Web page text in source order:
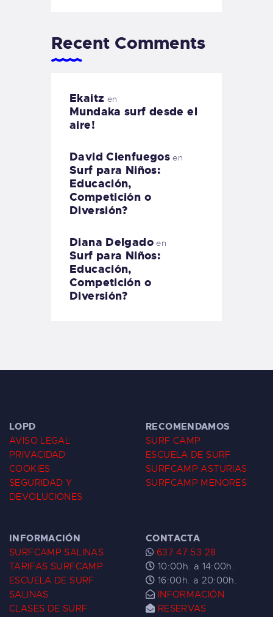
Recent Comments
Ekaitz en
Mundaka surf desde el
aire!
David Cienfuegos en
Surf para Niños:
Educación,
Competición o
Diversión?
Diana Delgadoen
Surf para Niños:
Educación,
Competición o
Diversión?
LOPD
AVISO LEGAL
PRIVACIDAD
COOKIES
SEGURIDAD Y
DEVOLUCIONES
RECOMENDAMOS
SURF CAMP
ESCUELA DE SURF
SURFCAMP ASTURIAS
SURFCAMP MENORES
INFORMACIÓN
SURFCAMP SALINAS
TARIFAS SURFCAMP
ESCUELA DE SURF
SALINAS
CLASES DE SURF
CONTACTA
637 47 53 28
10:00h. a 14:00h.
16:00h. a 20:00h.
INFORMACIÓN
RESERVAS